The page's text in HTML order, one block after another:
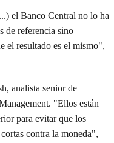
el Banco Central no lo ha
de referencia sino
el resultado es el mismo",
analista senior de
"Ellos están
para evitar que los
contra la moneda",